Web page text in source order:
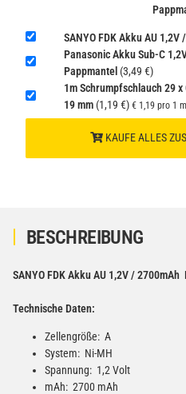
inkl. 19% USt. zzgl.
(Gefahrgut UN3480
gem. SV188 ADR)
SANYO FDK Akku AU 1,2V
Panasonic Akku Sub-C
Pappmantel (3,49 €)
1m Schrumpfschlauch 29
19 mm (1,19 €) € 1,19 pro 1 m
KAUFE ALLES
BESCHREIBUNG
SANYO FDK Akku AU 1,2V / 2700mAh
Technische Daten:
Zellengröße: A
System: Ni-MH
Spannung: 1,2 Volt
mAh: 2700 mAh